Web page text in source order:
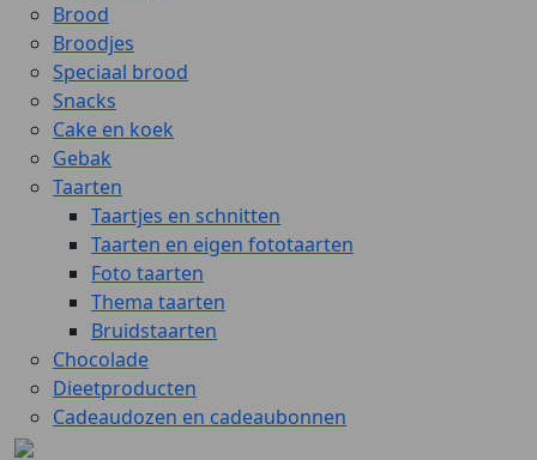
Brood
Broodjes
Speciaal brood
Snacks
Cake en koek
Gebak
Taarten
Taartjes en schnitten
Taarten en eigen fototaarten
Foto taarten
Thema taarten
Bruidstaarten
Chocolade
Dieetproducten
Cadeaudozen en cadeaubonnen